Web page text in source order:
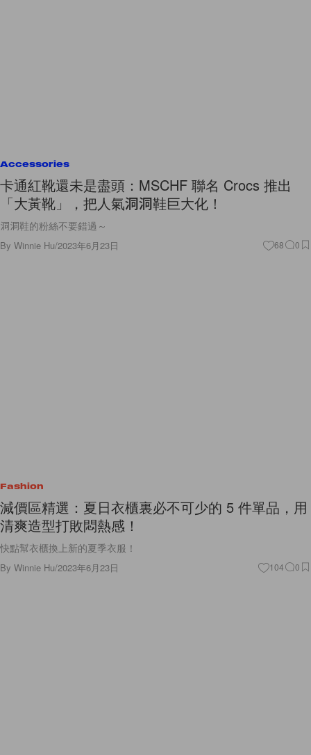
Accessories
卡通紅靴還未是盡頭：MSCHF 聯名 Crocs 推出
「大黃靴」，把人氣洞洞鞋巨大化！
洞洞鞋的粉絲不要錯過～
By Winnie Hu/2023年6月23日 68 0
Fashion
減價區精選：夏日衣櫃裏必不可少的 5 件單品，用
清爽造型打敗悶熱感！
快點幫衣櫃換上新的夏季衣服！
By Winnie Hu/2023年6月23日 104 0